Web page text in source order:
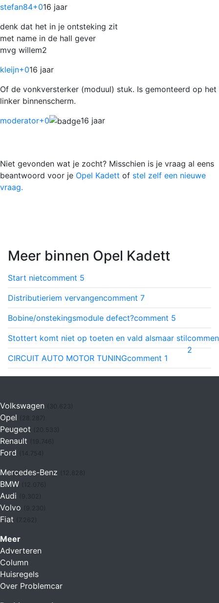
stefan84+016 jaar
denk dat het in je ontsteking zit
met name in de hall gever
mvg willem2
kleijn+016 jaar
Of de vonkversterker (moduul) stuk. Is gemonteerd op het
linker binnenscherm.
moderator+0 16 jaar
Niet gevonden wat je zocht? Misschien is je vraag al eens
beantwoord voor je Opel Kadett of stel zelf een nieuwe
vraag.
Meer binnen Opel Kadett
Start nietcomment 5
Distributieriem vervangencomment 7
Bobine/onstekingsmodule defect?comment 5
Stottert komt niet op toeten en vald alsmaar stil
2
CIRCUIT AUTO MOTOR TUNINGcomment 1
Volkswagen (30.623)
Opel
Peugeot
Renault (19.746)
Ford (14.754)
Mercedes-Benz
BMW (12.076)
Audi
Volvo
Fiat (7.262)
Meer
Adverteren
Column
Huisregels
Over Problemcar